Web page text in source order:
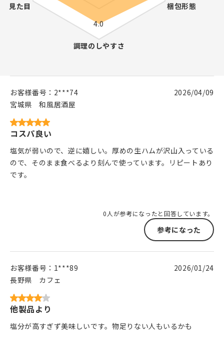
お客様番号： 2***74
宮城県
和風居酒屋
2026/04/09
コスパ良い
塩気が弱いので、逆に嬉しい。厚めの生ハムが沢山入っている
ので、そのまま食べるより刻んで使っています。リピートあり
です。
0人が参考になったと回答しています。
参考になった
お客様番号： 1***89
長野県
カフェ
2026/01/24
他製品より
塩分が高すぎず美味しいです。物足りない人もいるかも